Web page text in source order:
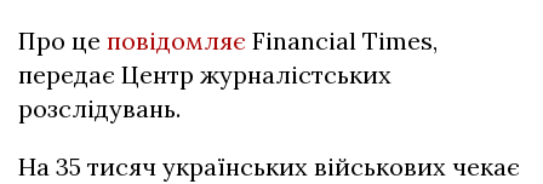
Про це повідомляє Financial Times,
передає Центр журналістських
розслідувань.
На 35 тисяч українських військових чекає